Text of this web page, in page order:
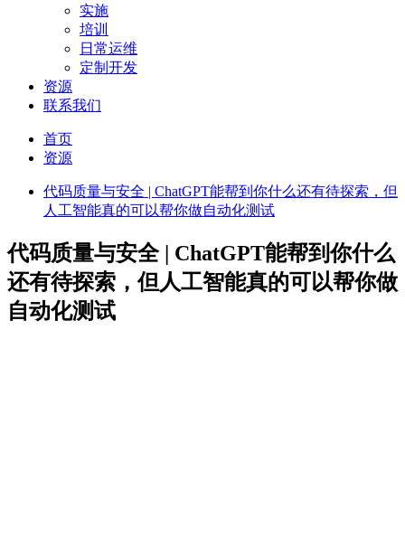
实施
培训
日常运维
定制开发
资源
联系我们
首页
资源
代码质量与安全 | ChatGPT能帮到你什么还有待探索，但
人工智能真的可以帮你做自动化测试
代码质量与安全 | ChatGPT能帮到你什么
还有待探索，但人工智能真的可以帮你做
自动化测试